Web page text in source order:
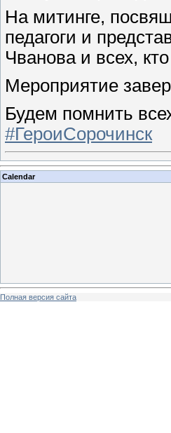
На митинге,
педагоги и
Чванова и всех,
Мероприятие
Будем помнить
#ГероиСорочинск
Calendar
Полная версия сайта